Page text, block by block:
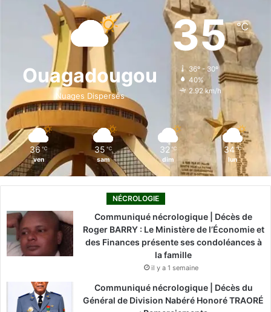
e
b
o
k
i
n
t
a
g
r
T
o
k
Ouagadougou
Nuages Dispersés
35℃
36º - 30º
40%
2.92 km/h
36 ℃
ven
35 ℃
sam
32 ℃
dim
34 ℃
lun
NÉCROLOGIE
Communiqué nécrologique | Décès de
Roger BARRY : Le Ministère de l’Économie et
des Finances présente ses condoléances à
la famille
il y a 1 semaine
Communiqué nécrologique | Décès du
Général de Division Nabéré Honoré TRAORÉ